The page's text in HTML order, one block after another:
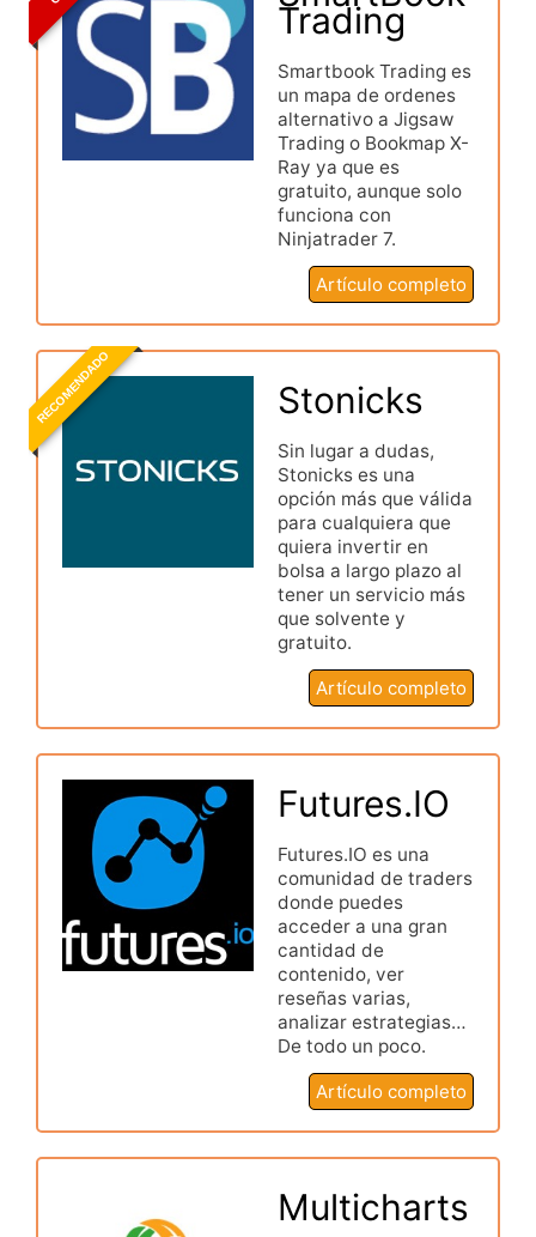
Trading
Smartbook Trading es
un mapa de ordenes
alternativo a Jigsaw
Trading o Bookmap X-
Ray ya que es
gratuito, aunque solo
funciona con
Ninjatrader 7.
Artículo completo
RECOMENDADO Stonicks
Sin lugar a dudas,
Stonicks es una
opción más que válida
para cualquiera que
quiera invertir en
bolsa a largo plazo al
tener un servicio más
que solvente y
gratuito.
Artículo completo
Futures.IO
Futures.IO es una
comunidad de traders
donde puedes
acceder a una gran
cantidad de
contenido, ver
reseñas varias,
analizar estrategias…
De todo un poco.
Artículo completo
Multicharts